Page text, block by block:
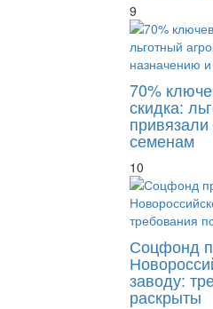
9
70%
скидка:
семенам
10
Соцфонд
заводу:
раскрыты